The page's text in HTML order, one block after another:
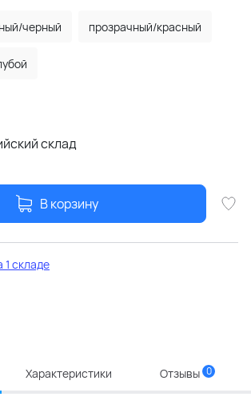
черный прозрачный/красный
склад
В корзину
1 складе
Характеристики Отзывы 0